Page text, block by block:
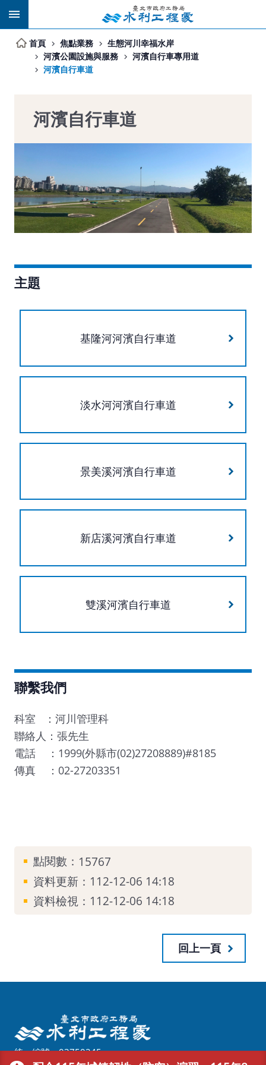
跳到主要內容區塊
首頁 焦點業務
生態河川幸福水岸
河濱公園設施與服務
河濱自行車專用道
河濱自行車道
河濱自行車道
主題
基隆河河濱自行車道
淡水河河濱自行車道
景美溪河濱自行車道
新店溪河濱自行車道
雙溪河濱自行車道
聯繫我們
科室 ：河川管理科
聯絡人：張先生
電話 ：1999(外縣市(02)27208889)#8185
傳真 ：02-27203351
點閱數： 15767
資料更新： 112-12-06 14:18
資料檢視： 112-12-06 14:18
回上一頁
統一編號：03750245